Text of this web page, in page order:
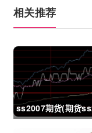
相关推荐
ss2007期货(期货